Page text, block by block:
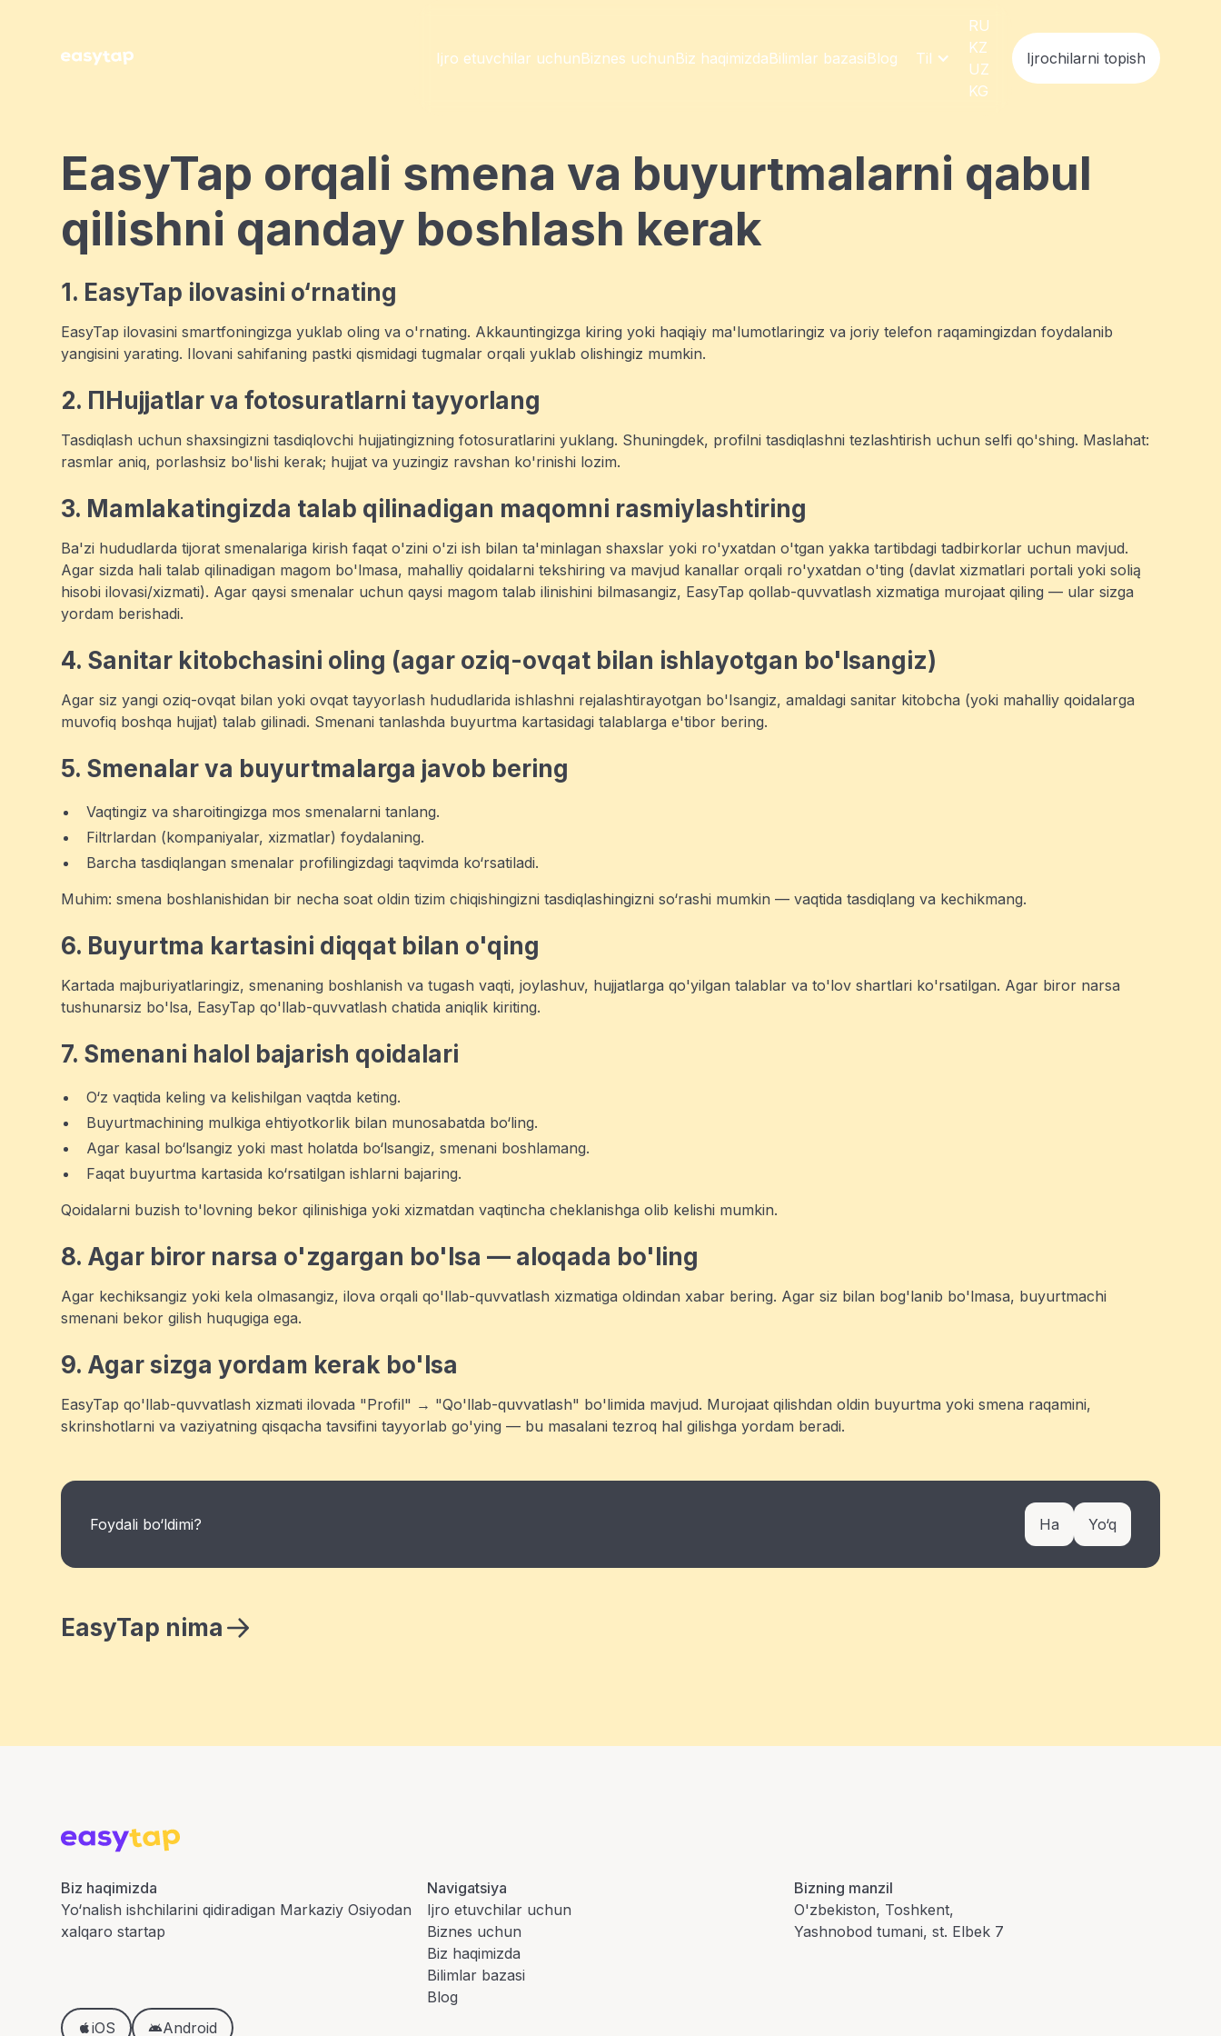
Ijro etuvchilar uchunBiznes uchunBiz haqimizdaBilimlar bazasiBlog Til
RU
KZ
UZ
KG
Ijrochilarni topish
EasyTap orqali smena va buyurtmalarni qabul
qilishni qanday boshlash kerak
1. EasyTap ilovasini o‘rnating
EasyTap ilovasini smartfoningizga yuklab oling va o'rnating. Akkauntingizga kiring yoki haqiąiy ma'lumotlaringiz va joriy telefon raqamingizdan foydalanib
yangisini yarating. Ilovani sahifaning pastki qismidagi tugmalar orqali yuklab olishingiz mumkin.
2. ПHujjatlar va fotosuratlarni tayyorlang
Tasdiqlash uchun shaxsingizni tasdiqlovchi hujjatingizning fotosuratlarini yuklang. Shuningdek, profilni tasdiqlashni tezlashtirish uchun selfi qo'shing. Maslahat:
rasmlar aniq, porlashsiz bo'lishi kerak; hujjat va yuzingiz ravshan ko'rinishi lozim.
3. Mamlakatingizda talab qilinadigan maqomni rasmiylashtiring
Ba'zi hududlarda tijorat smenalariga kirish faqat o'zini o'zi ish bilan ta'minlagan shaxslar yoki ro'yxatdan o'tgan yakka tartibdagi tadbirkorlar uchun mavjud.
Agar sizda hali talab qilinadigan magom bo'lmasa, mahalliy qoidalarni tekshiring va mavjud kanallar orqali ro'yxatdan o'ting (davlat xizmatlari portali yoki solią
hisobi ilovasi/xizmati). Agar qaysi smenalar uchun qaysi magom talab ilinishini bilmasangiz, EasyTap qollab-quvvatlash xizmatiga murojaat qiling — ular sizga
yordam berishadi.
4. Sanitar kitobchasini oling (agar oziq-ovqat bilan ishlayotgan bo'lsangiz)
Agar siz yangi oziq-ovqat bilan yoki ovqat tayyorlash hududlarida ishlashni rejalashtirayotgan bo'Isangiz, amaldagi sanitar kitobcha (yoki mahalliy qoidalarga
muvofiq boshqa hujjat) talab gilinadi. Smenani tanlashda buyurtma kartasidagi talablarga e'tibor bering.
5. Smenalar va buyurtmalarga javob bering
Vaqtingiz va sharoitingizga mos smenalarni tanlang.
Filtrlardan (kompaniyalar, xizmatlar) foydalaning.
Barcha tasdiqlangan smenalar profilingizdagi taqvimda ko‘rsatiladi.
Muhim: smena boshlanishidan bir necha soat oldin tizim chiqishingizni tasdiqlashingizni so‘rashi mumkin — vaqtida tasdiqlang va kechikmang.
6. Buyurtma kartasini diqqat bilan o'qing
Kartada majburiyatlaringiz, smenaning boshlanish va tugash vaqti, joylashuv, hujjatlarga qo'yilgan talablar va to'lov shartlari ko'rsatilgan. Agar biror narsa
tushunarsiz bo'lsa, EasyTap qo'llab-quvvatlash chatida aniqlik kiriting.
7. Smenani halol bajarish qoidalari
O‘z vaqtida keling va kelishilgan vaqtda keting.
Buyurtmachining mulkiga ehtiyotkorlik bilan munosabatda bo‘ling.
Agar kasal bo‘lsangiz yoki mast holatda bo‘lsangiz, smenani boshlamang.
Faqat buyurtma kartasida ko‘rsatilgan ishlarni bajaring.
Qoidalarni buzish to'lovning bekor qilinishiga yoki xizmatdan vaqtincha cheklanishga olib kelishi mumkin.
8. Agar biror narsa o'zgargan bo'lsa — aloqada bo'ling
Agar kechiksangiz yoki kela olmasangiz, ilova orqali qo'llab-quvvatlash xizmatiga oldindan xabar bering. Agar siz bilan bog'lanib bo'lmasa, buyurtmachi
smenani bekor gilish huqugiga ega.
9. Agar sizga yordam kerak bo'lsa
EasyTap qo'llab-quvvatlash xizmati ilovada "Profil" → "Qo'llab-quvvatlash" bo'limida mavjud. Murojaat qilishdan oldin buyurtma yoki smena raqamini,
skrinshotlarni va vaziyatning qisqacha tavsifini tayyorlab go'ying — bu masalani tezroq hal gilishga yordam beradi.
Foydali bo‘ldimi? Ha Yo‘q
EasyTap nima
Biz haqimizda
Yo‘nalish ishchilarini qidiradigan Markaziy Osiyodan
xalqaro startap
Navigatsiya
Ijro etuvchilar uchun
Biznes uchun
Biz haqimizda
Bilimlar bazasi
Blog
Bizning manzil
O'zbekiston, Toshkent,
Yashnobod tumani, st. Elbek 7
iOS Android